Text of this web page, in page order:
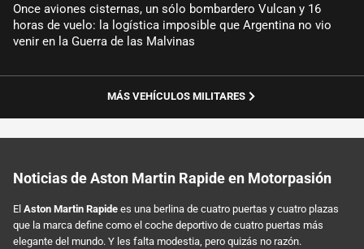
Once aviones cisternas, un sólo bombardero Vulcan y 16
horas de vuelo: la logística imposible que Argentina no vio
venir en la Guerra de las Malvinas
MÁS VEHÍCULOS MILITARES
Noticias de Aston Martin Rapide en Motorpasión
El Aston Martin Rapide es una berlina de cuatro puertas y cuatro plazas
que la marca define como el coche deportivo de cuatro puertas más
elegante del mundo. Y les falta modestia, pero quizás no razón.